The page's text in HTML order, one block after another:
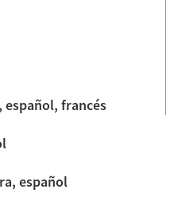
español, francés
español